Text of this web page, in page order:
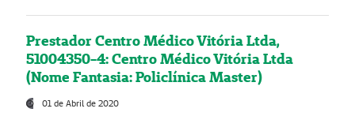
Prestador Centro Médico Vitória Ltda,
51004350-4: Centro Médico Vitória Ltda
(Nome Fantasia: Policlínica Master)
01 de Abril de 2020